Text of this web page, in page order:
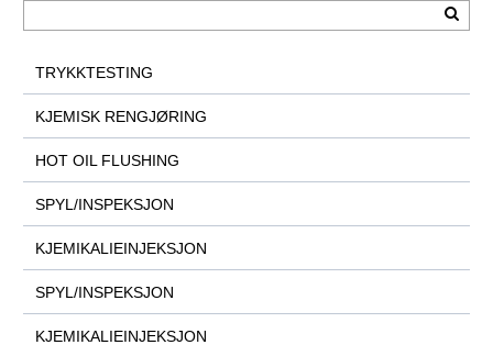
TRYKKTESTING
KJEMISK RENGJØRING
HOT OIL FLUSHING
SPYL/INSPEKSJON
KJEMIKALIEINJEKSJON
SPYL/INSPEKSJON
KJEMIKALIEINJEKSJON